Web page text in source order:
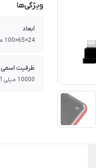
ویژگی‌ها
ابعاد
ظرفیت اسمی
10000 میلی آمپر